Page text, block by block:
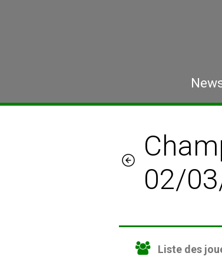
02/
Liste des